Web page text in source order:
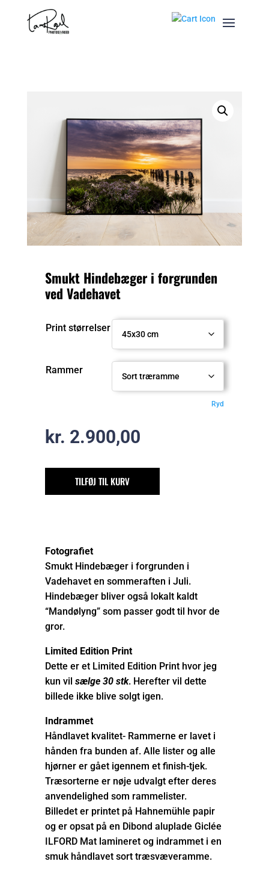
Smukt Hindebæger i forgrunden
ved Vadehavet
Print størrelser
Rammer
Ryd
kr. 2.900,00
TILFØJ TIL KURV
Fotografiet
Smukt Hindebæger i forgrunden i
Vadehavet en sommeraften i Juli.
Hindebæger bliver også lokalt kaldt
“Mandølyng” som passer godt til hvor de
gror.
Limited Edition Print
Dette er et Limited Edition Print hvor jeg
kun vil sælge 30 stk. Herefter vil dette
billede ikke blive solgt igen.
Indrammet
Håndlavet kvalitet- Rammerne er lavet i
hånden fra bunden af. Alle lister og alle
hjørner er gået igennem et finish-tjek.
Træsorterne er nøje udvalgt efter deres
anvendelighed som rammelister.
Billedet er printet på Hahnemühle papir
og er opsat på en Dibond aluplade Giclée
ILFORD Mat lamineret og indrammet i en
smuk håndlavet sort træsvæveramme.